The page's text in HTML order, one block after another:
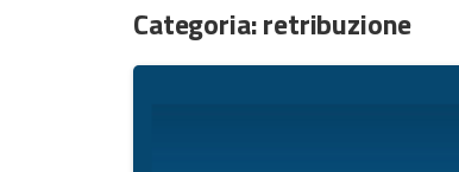
Categoria:retribuzione